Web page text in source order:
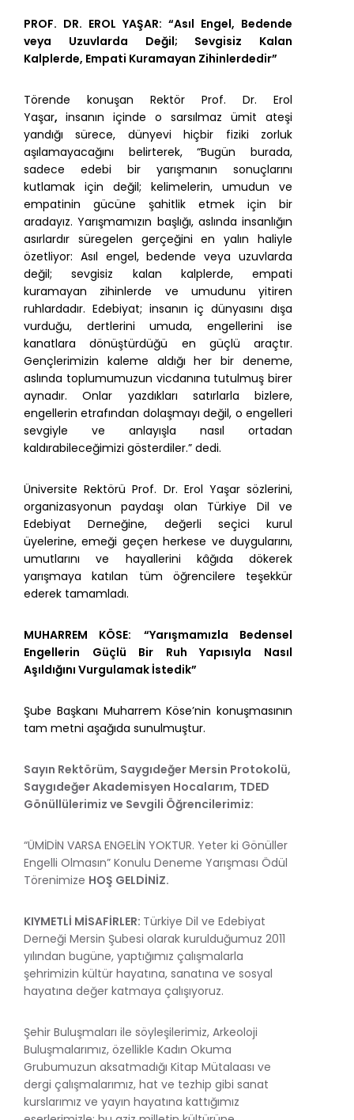
PROF. DR. EROL YAŞAR: “Asıl Engel, Bedende
veya Uzuvlarda Değil; Sevgisiz Kalan
Kalplerde, Empati Kuramayan Zihinlerdedir”
Törende konuşan Rektör Prof. Dr. Erol
Yaşar, insanın içinde o sarsılmaz ümit ateşi
yandığı sürece, dünyevi hiçbir fiziki zorluk
aşılamayacağını belirterek, “Bugün burada,
sadece edebi bir yarışmanın sonuçlarını
kutlamak için değil; kelimelerin, umudun ve
empatinin gücüne şahitlik etmek için bir
aradayız. Yarışmamızın başlığı, aslında insanlığın
asırlardır süregelen gerçeğini en yalın haliyle
özetliyor: Asıl engel, bedende veya uzuvlarda
değil; sevgisiz kalan kalplerde, empati
kuramayan zihinlerde ve umudunu yitiren
ruhlardadır. Edebiyat; insanın iç dünyasını dışa
vurduğu, dertlerini umuda, engellerini ise
kanatlara dönüştürdüğü en güçlü araçtır.
Gençlerimizin kaleme aldığı her bir deneme,
aslında toplumumuzun vicdanına tutulmuş birer
aynadır. Onlar yazdıkları satırlarla bizlere,
engellerin etrafından dolaşmayı değil, o engelleri
sevgiyle ve anlayışla nasıl ortadan
kaldırabileceğimizi gösterdiler.” dedi.
Üniversite Rektörü Prof. Dr. Erol Yaşar sözlerini,
organizasyonun paydaşı olan Türkiye Dil ve
Edebiyat Derneğine, değerli seçici kurul
üyelerine, emeği geçen herkese ve duygularını,
umutlarını ve hayallerini kâğıda dökerek
yarışmaya katılan tüm öğrencilere teşekkür
ederek tamamladı.
MUHARREM KÖSE:
“Yarışmamızla Bedensel
Engellerin Güçlü Bir Ruh Yapısıyla Nasıl
Aşıldığını Vurgulamak İstedik”
Şube Başkanı Muharrem Köse’nin konuşmasının
tam metni aşağıda sunulmuştur.
Sayın Rektörüm, Saygıdeğer Mersin Protokolü,
Saygıdeğer Akademisyen Hocalarım, TDED
Gönüllülerimiz ve Sevgili Öğrencilerimiz:
“ÜMİDİN VARSA ENGELİN YOKTUR. Yeter ki Gönüller
Engelli Olmasın” Konulu Deneme Yarışması Ödül
Törenimize HOŞ GELDİNİZ.
KIYMETLİ MİSAFİRLER: Türkiye Dil ve Edebiyat
Derneği Mersin Şubesi olarak kurulduğumuz 2011
yılından bugüne, yaptığımız çalışmalarla
şehrimizin kültür hayatına, sanatına ve sosyal
hayatına değer katmaya çalışıyoruz.
Şehir Buluşmaları ile söyleşilerimiz, Arkeoloji
Buluşmalarımız, özellikle Kadın Okuma
Grubumuzun aksatmadığı Kitap Mütalaası ve
dergi çalışmalarımız, hat ve tezhip gibi sanat
kurslarımız ve yayın hayatına kattığımız